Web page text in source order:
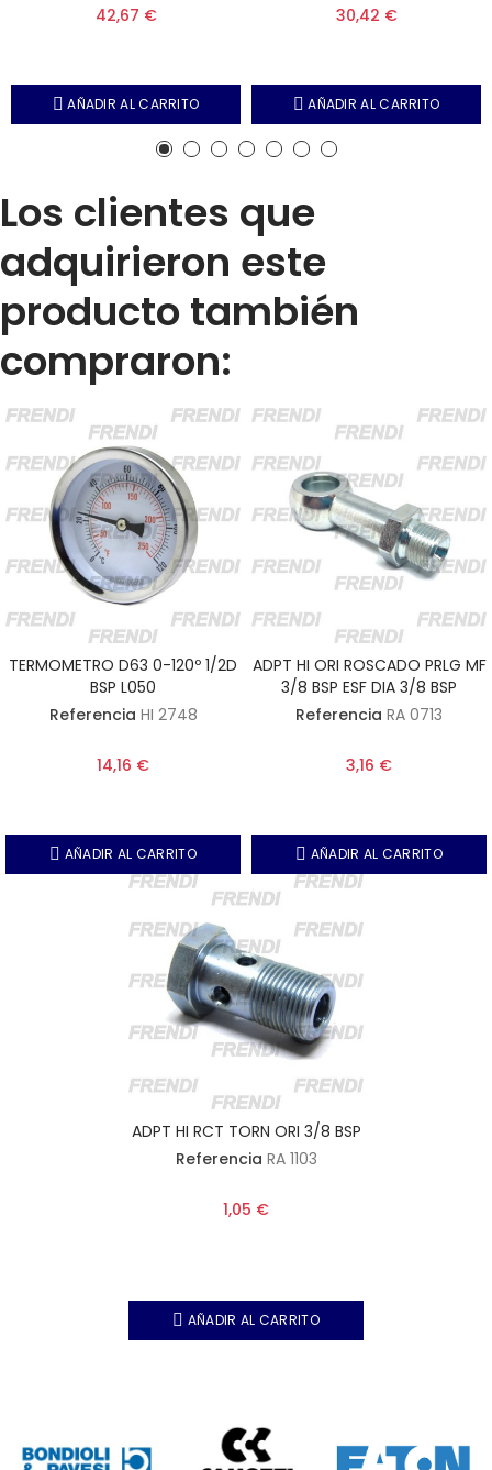
42,67 €
AÑADIR AL CARRITO
30,42 €
AÑADIR AL CARRITO
Los clientes que
adquirieron este
producto también
compraron:
TERMOMETRO D63 0-120º 1/2D
BSP L050
Referencia HI 2748
14,16 €
AÑADIR AL CARRITO
ADPT HI ORI ROSCADO PRLG MF
3/8 BSP ESF DIA 3/8 BSP
Referencia RA 0713
3,16 €
AÑADIR AL CARRITO
ADPT HI RCT TORN ORI 3/8 BSP
Referencia RA 1103
1,05 €
AÑADIR AL CARRITO